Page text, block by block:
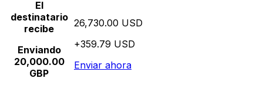
El
destinatario
recibe
Enviando
20,000.00
GBP
26,730.00 USD
+359.79 USD
Enviar ahora